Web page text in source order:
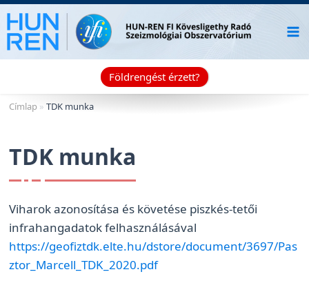
Skip
to
content
Földrengést érzett?
Címlap »TDK munka
TDK munka
Viharok azonosítása és követése piszkés-tetői
infrahangadatok felhasználásával
https://geofiztdk.elte.hu/dstore/document/3697/Pas
ztor_Marcell_TDK_2020.pdf